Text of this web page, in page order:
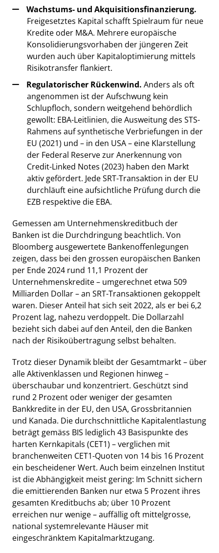
Wachstums- und Akquisitionsfinanzierung.
Freigesetztes Kapital schafft Spielraum für neue
Kredite oder M&A. Mehrere europäische
Konsolidierungsvorhaben der jüngeren Zeit
wurden auch über Kapitaloptimierung mittels
Risikotransfer flankiert.
Regulatorischer Rückenwind. Anders als oft
angenommen ist der Aufschwung kein
Schlupfloch, sondern weitgehend behördlich
gewollt: EBA-Leitlinien, die Ausweitung des STS-
Rahmens auf synthetische Verbriefungen in der
EU (2021) und – in den USA – eine Klarstellung
der Federal Reserve zur Anerkennung von
Credit-Linked Notes (2023) haben den Markt
aktiv gefördert. Jede SRT-Transaktion in der EU
durchläuft eine aufsichtliche Prüfung durch die
EZB respektive die EBA.
Gemessen am Unternehmenskreditbuch der
Banken ist die Durchdringung beachtlich. Von
Bloomberg ausgewertete Bankenoffenlegungen
zeigen, dass bei den grossen europäischen Banken
per Ende 2024 rund 11,1 Prozent der
Unternehmenskredite – umgerechnet etwa 509
Milliarden Dollar – an SRT-Transaktionen gekoppelt
waren. Dieser Anteil hat sich seit 2022, als er bei 6,2
Prozent lag, nahezu verdoppelt. Die Dollarzahl
bezieht sich dabei auf den Anteil, den die Banken
nach der Risikoübertragung selbst behalten.
Trotz dieser Dynamik bleibt der Gesamtmarkt – über
alle Aktivenklassen und Regionen hinweg –
überschaubar und konzentriert. Geschützt sind
rund 2 Prozent oder weniger der gesamten
Bankkredite in der EU, den USA, Grossbritannien
und Kanada. Die durchschnittliche Kapitalentlastung
beträgt gemäss BIS lediglich 43 Basispunkte des
harten Kernkapitals (CET1) – verglichen mit
branchenweiten CET1-Quoten von 14 bis 16 Prozent
ein bescheidener Wert. Auch beim einzelnen Institut
ist die Abhängigkeit meist gering: Im Schnitt sichern
die emittierenden Banken nur etwa 5 Prozent ihres
gesamten Kreditbuchs ab; über 10 Prozent
erreichen nur wenige – auffällig oft mittelgrosse,
national systemrelevante Häuser mit
eingeschränktem Kapitalmarktzugang.